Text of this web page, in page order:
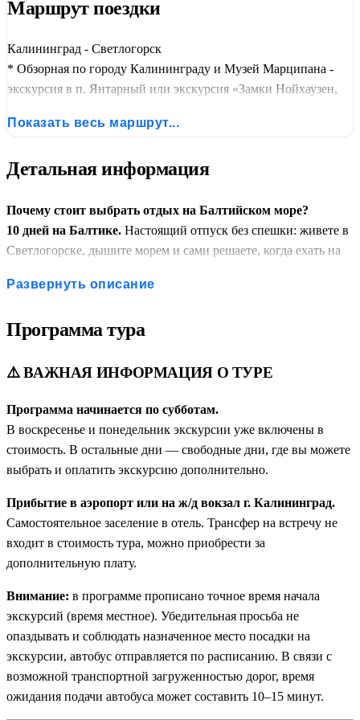
Маршрут поездки
Калининград - Светлогорск
* Обзорная по городу Калининграду и Музей Марципана -
экскурсия в п. Янтарный или экскурсия «Замки Нойхаузен,
экскурсия «Город Багратионовск»* - экскурсия в
кольцевания птиц и город-курорт Зеленоградск»* - экскурсия
экскурсия в «Город Балтийск-самый западный город
России»* - экскурсия «История средневековых городов:
Фридланд и Гердауэн — Правдинск и Железнодорожный»* -
Показать весь маршрут...
Детальная информация
Почему стоит выбрать отдых на Балтийском море?
10 дней на Балтике. Настоящий отпуск без спешки: живете в
Светлогорске, дышите морем и сами решаете, когда ехать на
Проживание в Светлогорске.
место, чтобы возвращаться после прогулок.
хотите — в замки, Янтарный, Балтийск или Правдинск. А
Всё главное уже включено.Обзорная по Калининграду,
органный концерт, музей марципана и пешеходная по
Светлогорску — в программе.
Свобода и комфорт.Трансферы, проживание и экскурсии
открытий и балтийского настроения.
Развернуть описание
Программа тура
⚠️ ВАЖНАЯ ИНФОРМАЦИЯ О ТУРЕ
Программа начинается по субботам.
В воскресенье и понедельник экскурсии уже включены в
стоимость. В остальные дни — свободные дни, где вы можете
выбрать и оплатить экскурсию дополнительно.
Прибытие в аэропорт или на ж/д вокзал г. Калининград.
Самостоятельное заселение в отель. Трансфер на встречу не
входит в стоимость тура, можно приобрести за
дополнительную плату.
Внимание: в программе прописано точное время начала
экскурсий (время местное). Убедительная просьба не
опаздывать и соблюдать назначенное место посадки на
экскурсии, автобус отправляется по расписанию. В связи с
возможной транспортной загруженностью дорог, время
ожидания подачи автобуса может составить 10–15 минут.